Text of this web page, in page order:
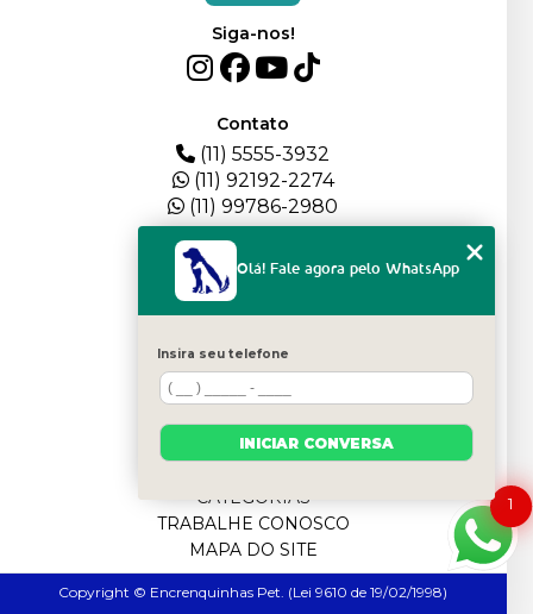
Siga-nos!
Contato
(11) 5555-3932
(11) 92192-2274
(11) 99786-2980
QUEM SOMOS
BLOG
FILHOTES
CATEGORIAS
TRABALHE CONOSCO
MAPA DO SITE
Copyright © Encrenquinhas Pet. (Lei 9610 de 19/02/1998)
1
Olá! Fale agora pelo WhatsApp
Insira seu telefone
INICIAR CONVERSA